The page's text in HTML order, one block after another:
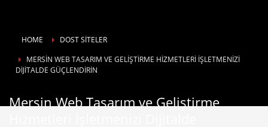
HOME
DOST SITELER
MERSIN WEB TASARIM VE GELIŞTIRME HIZMETLERI İŞLETMENIZI
DIJITALDE GÜÇLENDIRIN
Mersin Web Tasarım ve Geliştirme